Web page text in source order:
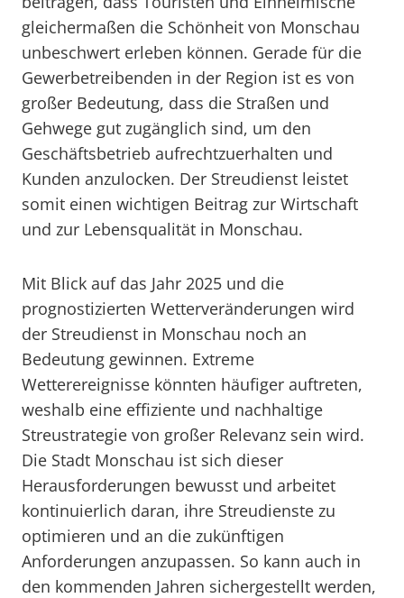
gleichermaßen die Schönheit von Monschau
unbeschwert erleben können. Gerade für die
Gewerbetreibenden in der Region ist es von
großer Bedeutung, dass die Straßen und
Gehwege gut zugänglich sind, um den
Geschäftsbetrieb aufrechtzuerhalten und
Kunden anzulocken. Der Streudienst leistet
somit einen wichtigen Beitrag zur Wirtschaft
und zur Lebensqualität in Monschau.
Mit Blick auf das Jahr 2025 und die
prognostizierten Wetterveränderungen wird
der Streudienst in Monschau noch an
Bedeutung gewinnen. Extreme
Wetterereignisse könnten häufiger auftreten,
weshalb eine effiziente und nachhaltige
Streustrategie von großer Relevanz sein wird.
Die Stadt Monschau ist sich dieser
Herausforderungen bewusst und arbeitet
kontinuierlich daran, ihre Streudienste zu
optimieren und an die zukünftigen
Anforderungen anzupassen. So kann auch in
den kommenden Jahren sichergestellt werden,